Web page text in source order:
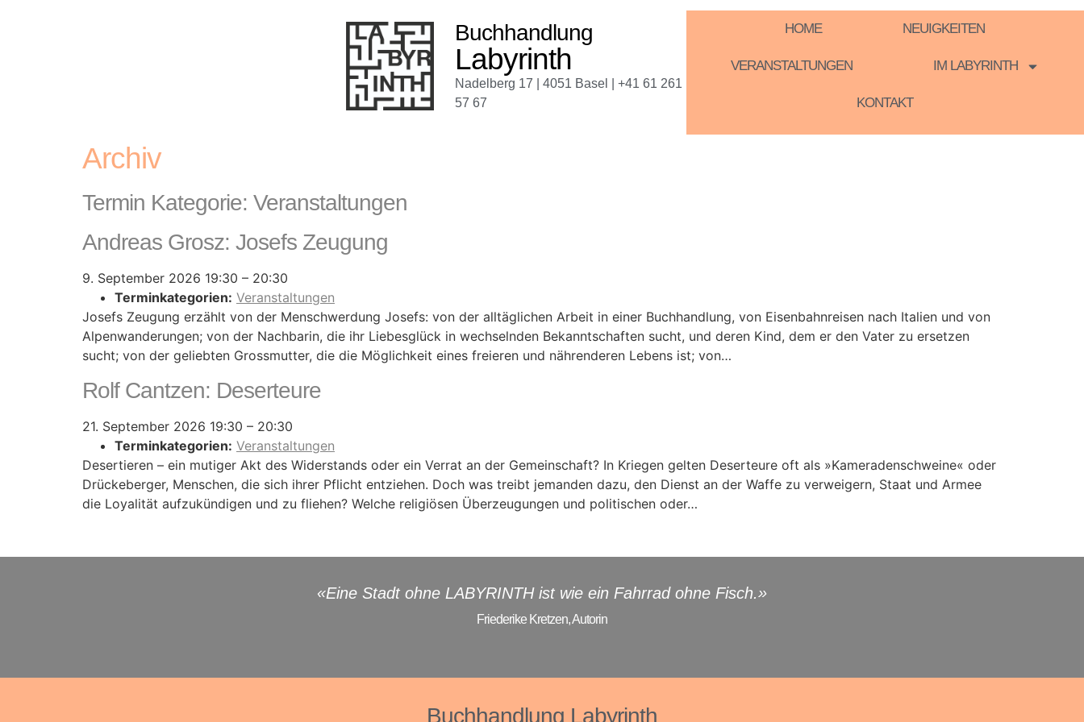
Buchhandlung
Labyrinth
Nadelberg 17 | 4051 Basel | +41 61 261
57 67
HOME NEUIGKEITEN
VERANSTALTUNGEN IM LABYRINTH
KONTAKT
Archiv
Termin Kategorie: Veranstaltungen
Andreas Grosz: Josefs Zeugung
9. September 2026 19:30 – 20:30
Terminkategorien: Veranstaltungen
Josefs Zeugung erzählt von der Menschwerdung Josefs: von der alltäglichen Arbeit in einer Buchhandlung, von Eisenbahnreisen nach Italien und von
Alpenwanderungen; von der Nachbarin, die ihr Liebesglück in wechselnden Bekanntschaften sucht, und deren Kind, dem er den Vater zu ersetzen
sucht; von der geliebten Grossmutter, die die Möglichkeit eines freieren und nährenderen Lebens ist; von…
Rolf Cantzen: Deserteure
21. September 2026 19:30 – 20:30
Terminkategorien: Veranstaltungen
Desertieren – ein mutiger Akt des Widerstands oder ein Verrat an der Gemeinschaft? In Kriegen gelten Deserteure oft als »Kameradenschweine« oder
Drückeberger, Menschen, die sich ihrer Pflicht entziehen. Doch was treibt jemanden dazu, den Dienst an der Waffe zu verweigern, Staat und Armee
die Loyalität aufzukündigen und zu fliehen? Welche religiösen Überzeugungen und politischen oder…
«Eine Stadt ohne LABYRINTH ist wie ein Fahrrad ohne Fisch.»
Friederike Kretzen, Autorin
Buchhandlung Labyrinth